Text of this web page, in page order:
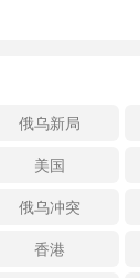
俄乌新局
美国
俄乌冲突
香港